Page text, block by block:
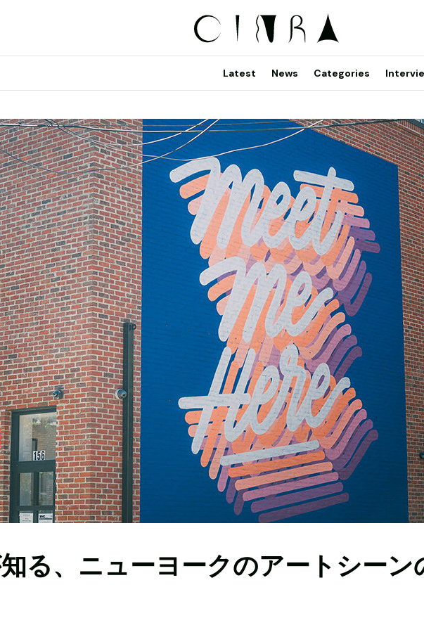
Latest News Categories
る、ニューヨークのアートシーン